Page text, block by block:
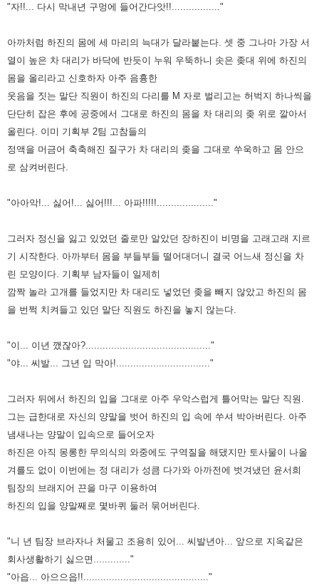
"자!!... 다시 막내년 구멍에 들어간다앗!!................."
아까처럼 하진의 몸에 세 마리의 늑대가 달라붙는다. 셋 중 그나마 가장 서
열이 높은 차 대리가 바닥에 반듯이 누워 우뚝하니 솟은 좆대 위에 하진의
몸을 올리라고 신호하자 아주 음흉한
웃음을 짓는 말단 직원이 하진의 다리를 M 자로 벌리고는 허벅지 하나씩을
단단히 잡은 후에 공중에서 그대로 하진의 몸을 차 대리의 좆 위로 깔아서
올린다. 이미 기획부 2팀 고참들의
정액을 머금어 축축해진 질구가 차 대리의 좆을 그대로 쑤욱하고 몸 안으
로 삼켜버린다.
"아아악!... 싫어!... 싫어!!!... 아파!!!!!...................."
그러자 정신을 잃고 있었던 줄로만 알았던 장하진이 비명을 고래고래 지르
기 시작한다. 아까부터 몸을 부들부들 떨어대더니 결국 어느새 정신을 차
린 모양이다. 기획부 남자들이 일제히
깜짝 놀라 고개를 들었지만 차 대리도 넣었던 좆을 빼지 않았고 하진의 몸
을 번쩍 치켜들고 있던 말단 직원도 하진을 놓지 않는다.
"이... 이년 깼잖아?............................................"
"야... 씨발... 그년 입 막아!................................."
그러자 뒤에서 하진의 입을 그대로 아주 우악스럽게 틀어막는 말단 직원.
그는 급한대로 자신의 양말을 벗어 하진의 입 속에 쑤셔 박아버린다. 아주
냄새나는 양말이 입속으로 들어오자
하진은 아직 몽롱한 무의식의 와중에도 구역질을 해댔지만 토사물이 나올
겨를도 없이 이번에는 정 대리가 성큼 다가와 아까전에 벗겨냈던 윤서희
팀장의 브래지어 끈을 마구 이용하여
하진의 입을 양말째로 몇바퀴 둘러 묶어버린다.
"니 년 팀장 브라자나 처물고 조용히 있어... 씨발년아... 앞으로 지옥같은
회사생활하기 싫으면............."
"아읍... 아으으읍!!............................................"